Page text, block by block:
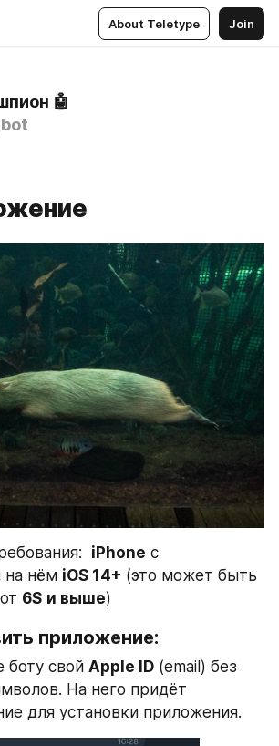
About Teletype Join
🤖
iPhone c
на нём iOS 14+ (это может быть
6S и выше)
приложение:
боту свой Apple ID (email) без
На него придёт
для установки приложения.